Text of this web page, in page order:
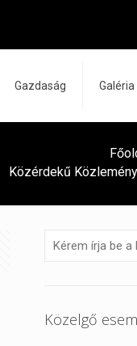
Gazdaság Galéria
Közérdekű Közlemény
Közelgő